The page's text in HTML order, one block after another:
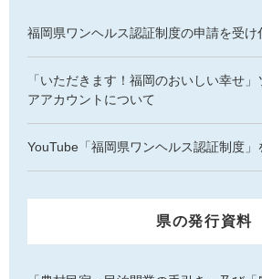
福岡県ワンヘルス認証制度の申請を受け
「いただきます！福岡のおいしい幸せ
アアカウントについて
YouTube「福岡県ワンヘルス認証制度」
県の発行資料